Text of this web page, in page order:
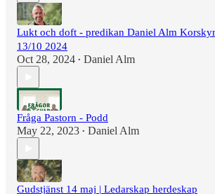
Lukt och doft - predikan Daniel Alm
13/10 2024
Oct 28, 2024 • Daniel Alm
Fråga Pastorn - Podd
May 22, 2023 • Daniel Alm
Gudstjänst 14 maj | Ledarskap herdeskap